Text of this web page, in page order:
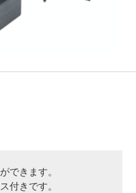
できます。
付きです。